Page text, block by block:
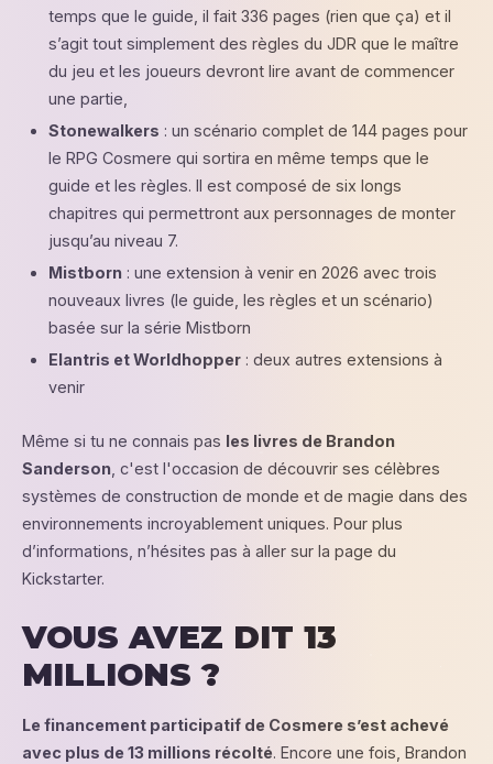
temps que le guide, il fait 336 pages (rien que ça) et il
s’agit tout simplement des règles du JDR que le maître
du jeu et les joueurs devront lire avant de commencer
une partie,
Stonewalkers : un scénario complet de 144 pages pour
le RPG Cosmere qui sortira en même temps que le
guide et les règles. Il est composé de six longs
chapitres qui permettront aux personnages de monter
jusqu’au niveau 7.
Mistborn : une extension à venir en 2026 avec trois
nouveaux livres (le guide, les règles et un scénario)
basée sur la série Mistborn
Elantris et Worldhopper : deux autres extensions à
venir
Même si tu ne connais pas les livres de Brandon
Sanderson , c'est l'occasion de découvrir ses célèbres
systèmes de construction de monde et de magie dans des
environnements incroyablement uniques. Pour plus
d’informations, n’hésites pas à aller sur la page du
Kickstarter.
VOUS AVEZ DIT 13
MILLIONS ?
Le financement participatif de Cosmere s’est achevé
avec plus de 13 millions récolté. Encore une fois, Brandon